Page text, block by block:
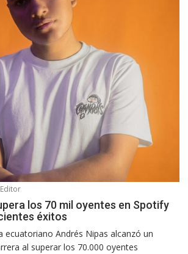
Editor
los 70 mil oyentes en Spotify
éxitos
ecuatoriano Andrés Nipas alcanzó un
al superar los 70.000 oyentes